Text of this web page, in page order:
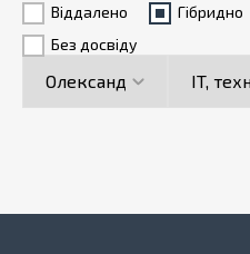
Віддалено
Гiбридно
Без досвіду